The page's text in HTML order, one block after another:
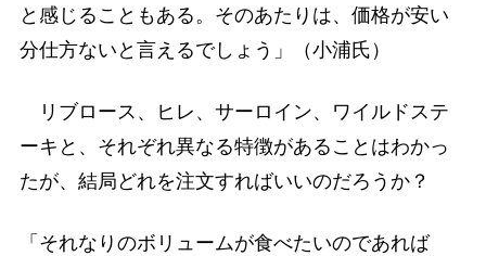
と感じることもある。そのあたりは、価格が安い
分仕方ないと言えるでしょう」（小浦氏）
リブロース、ヒレ、サーロイン、ワイルドステ
ーキと、それぞれ異なる特徴があることはわかっ
たが、結局どれを注文すればいいのだろうか？
「それなりのボリュームが食べたいのであれば